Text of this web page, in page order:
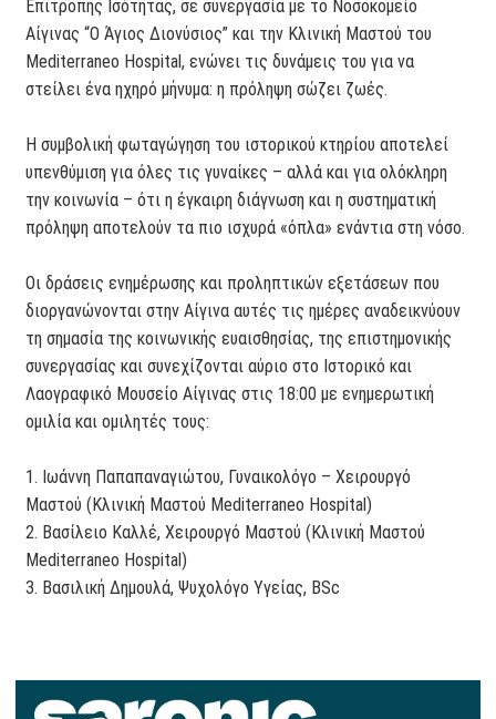
Επιτροπής Ισότητας, σε συνεργασία με το Νοσοκομείο
Αίγινας “Ο Άγιος Διονύσιος” και την Κλινική Μαστού του
Mediterraneo Hospital, ενώνει τις δυνάμεις του για να
στείλει ένα ηχηρό μήνυμα: η πρόληψη σώζει ζωές.
Η συμβολική φωταγώγηση του ιστορικού κτηρίου αποτελεί
υπενθύμιση για όλες τις γυναίκες – αλλά και για ολόκληρη
την κοινωνία – ότι η έγκαιρη διάγνωση και η συστηματική
πρόληψη αποτελούν τα πιο ισχυρά «όπλα» ενάντια στη νόσο.
Οι δράσεις ενημέρωσης και προληπτικών εξετάσεων που
διοργανώνονται στην Αίγινα αυτές τις ημέρες αναδεικνύουν
τη σημασία της κοινωνικής ευαισθησίας, της επιστημονικής
συνεργασίας και συνεχίζονται αύριο στο Ιστορικό και
Λαογραφικό Μουσείο Αίγινας στις 18:00 με ενημερωτική
ομιλία και ομιλητές τους:
1. Ιωάννη Παπαπαναγιώτου, Γυναικολόγο – Χειρουργό
Μαστού (Κλινική Μαστού Mediterraneo Hospital)
2. Βασίλειο Καλλέ, Χειρουργό Μαστού (Κλινική Μαστού
Mediterraneo Hospital)
3. Βασιλική Δημουλά, Ψυχολόγο Υγείας, BSc